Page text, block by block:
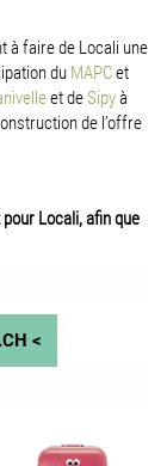
à faire de Locali une
du MAPCet
et deSipyà
de l’offre
Locali, afin que
<